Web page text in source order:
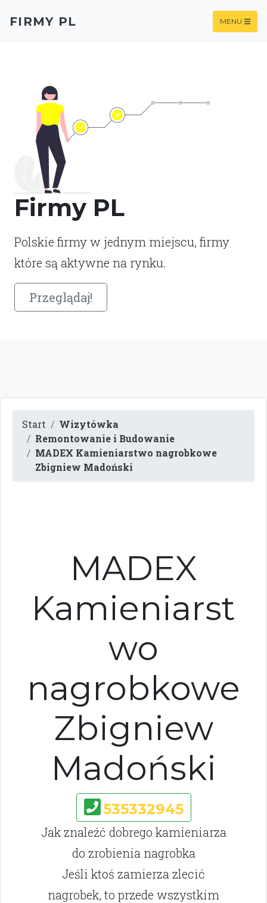
Firmy PL
Polskie firmy w jednym miejscu, firmy
które są aktywne na rynku.
Przeglądaj!
FIRMY PL MENU
Start
Wizytówka
Remontowanie i Budowanie
MADEX Kamieniarstwo nagrobkowe
Zbigniew Madoński
MADEX
Kamieniarst
wo
nagrobkowe
Zbigniew
Madoński
535332945
Jak znaleźć dobrego kamieniarza
do zrobienia nagrobka
Jeśli ktoś zamierza zlecić
nagrobek, to przede wszystkim